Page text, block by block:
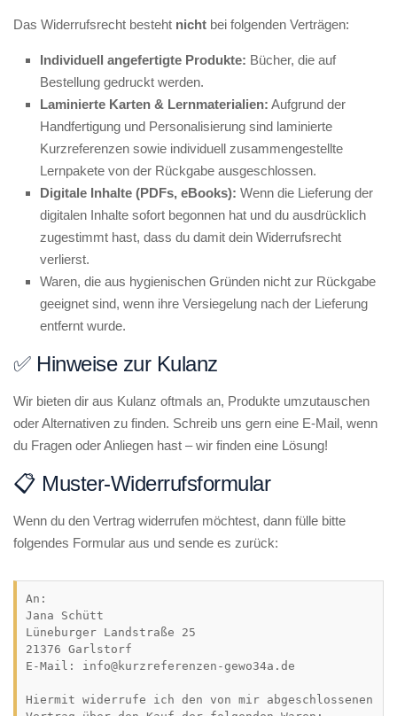
Das Widerrufsrecht besteht nicht bei folgenden Verträgen:
Individuell angefertigte Produkte: Bücher, die auf
Bestellung gedruckt werden.
Laminierte Karten & Lernmaterialien: Aufgrund der
Handfertigung und Personalisierung sind laminierte
Kurzreferenzen sowie individuell zusammengestellte
Lernpakete von der Rückgabe ausgeschlossen.
Digitale Inhalte (PDFs, eBooks): Wenn die Lieferung der
digitalen Inhalte sofort begonnen hat und du ausdrücklich
zugestimmt hast, dass du damit dein Widerrufsrecht
verlierst.
Waren, die aus hygienischen Gründen nicht zur Rückgabe
geeignet sind, wenn ihre Versiegelung nach der Lieferung
entfernt wurde.
✅ Hinweise zur Kulanz
Wir bieten dir aus Kulanz oftmals an, Produkte umzutauschen
oder Alternativen zu finden. Schreib uns gern eine E-Mail, wenn
du Fragen oder Anliegen hast – wir finden eine Lösung!
📋 Muster-Widerrufsformular
Wenn du den Vertrag widerrufen möchtest, dann fülle bitte
folgendes Formular aus und sende es zurück:
An:
Jana Schütt
Lüneburger Landstraße 25
21376 Garlstorf
E-Mail: info@kurzreferenzen-gewo34a.de
Hiermit widerrufe ich den von mir abgeschlossenen